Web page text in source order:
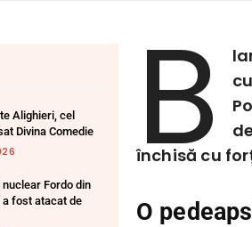
Alighieri, cel
Divina Comedie
Fordo din
a fost atacat de
B
închisă cu
O